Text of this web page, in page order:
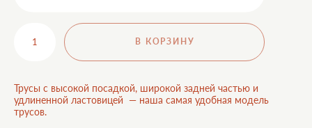
В КОРЗИНУ
Трусы с высокой посадкой, широкой задней частью и
удлиненной ластовицей — наша самая удобная модель
трусов.